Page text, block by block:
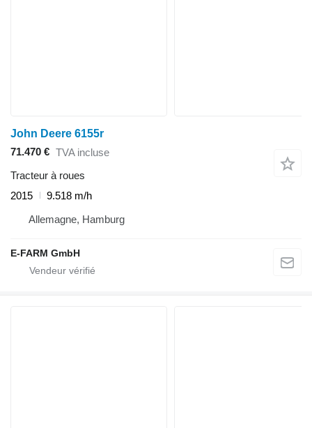
John Deere 6155r
71.470 € TVA incluse
Tracteur à roues
2015
9.518 m/h
Allemagne, Hamburg
E-FARM GmbH